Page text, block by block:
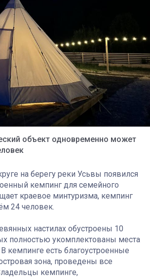
объект одновременно может
на берегу реки Усьвы появился
кемпинг для семейного
краевое минтуризма, кемпинг
24 человек.
настилах обустроены 10
полностью укомплектованы места
кемпинге есть благоустроенные
зона, проведены все
кемпинге,